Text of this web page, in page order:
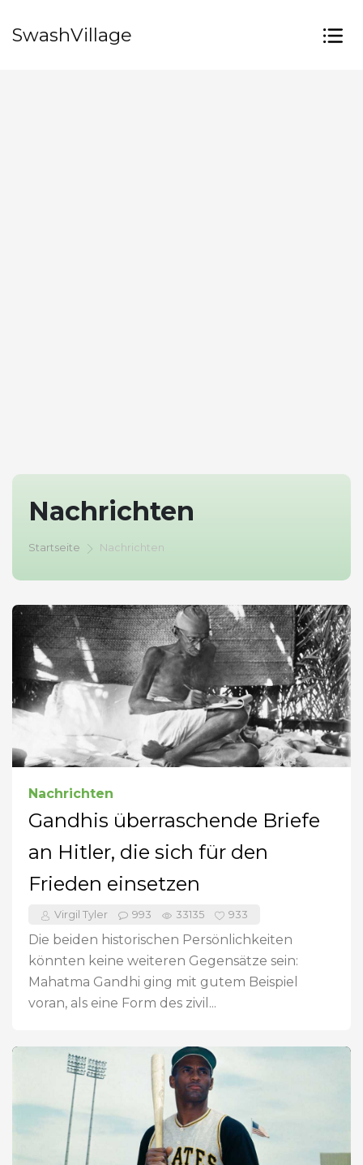
SwashVillage
Nachrichten
Startseite Nachrichten
Nachrichten
Gandhis überraschende Briefe
an Hitler, die sich für den
Frieden einsetzen
Virgil Tyler 993 33135 933
Die beiden historischen Persönlichkeiten
könnten keine weiteren Gegensätze sein:
Mahatma Gandhi ging mit gutem Beispiel
voran, als eine Form des zivil...